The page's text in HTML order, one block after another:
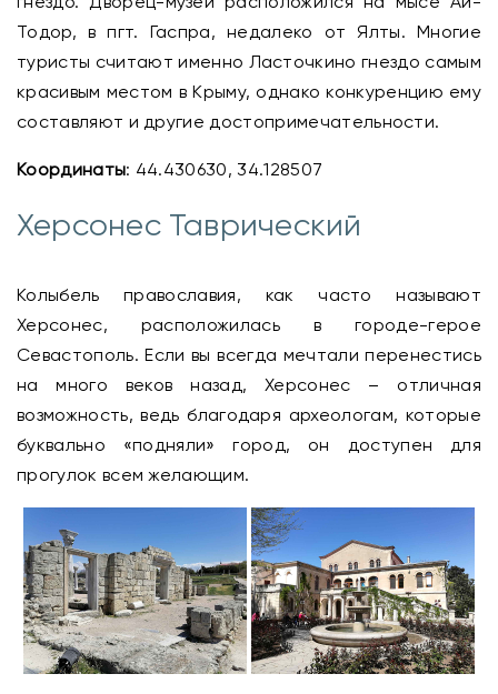
Тодор, в пгт. Гаспра, недалеко от Ялты. Многие
туристы считают именно Ласточкино гнездо самым
красивым местом в Крыму, однако конкуренцию ему
составляют и другие достопримечательности.
Координаты: 44.430630, 34.128507
Херсонес Таврический
Колыбель православия, как часто называют
Херсонес, расположилась в городе-герое
Севастополь. Если вы всегда мечтали перенестись
на много веков назад, Херсонес – отличная
возможность, ведь благодаря археологам, которые
буквально «подняли» город, он доступен для
прогулок всем желающим.